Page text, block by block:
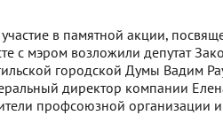
в памятной акции,
с мэром возложили депутат
городской Думы Вадим
директор компании
профсоюзной организации